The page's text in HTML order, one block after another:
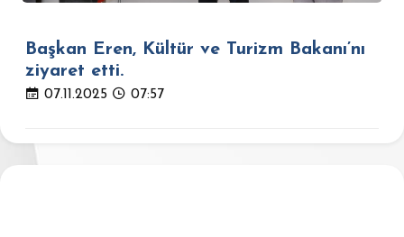
Başkan Eren, Kültür ve Turizm Bakanı’nı
ziyaret etti.
07.11.2025 07:57